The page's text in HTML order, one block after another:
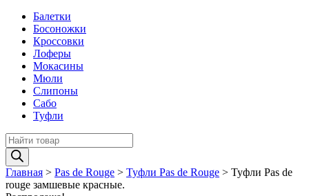
Балетки
Босоножки
Кроссовки
Лоферы
Мокасины
Мюли
Слипоны
Сабо
Туфли
Поиск
товаров
Главная > Pas de Rouge > Туфли Pas de Rouge > Туфли Pas de
rouge замшевые красные.